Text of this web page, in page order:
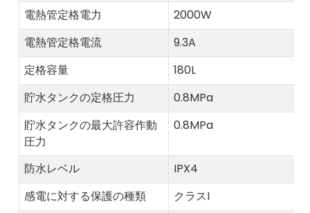
電熱管定格電力
2000W
電熱管定格電流
9.3A
定格容量
180L
貯水タンクの定格圧力
0.8MPa
貯水タンクの最大許容作動
圧力
0.8MPa
防水レベル
IPX4
感電に対する保護の種類
クラスI